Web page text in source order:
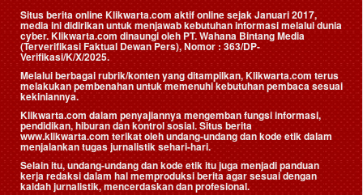
Situs berita online Klikwarta.com aktif online sejak Januari 2017,
media ini didirikan untuk menjawab kebutuhan informasi melalui dunia
cyber. Klikwarta.com dinaungi oleh PT. Wahana Bintang Media
(Terverifikasi Faktual Dewan Pers), Nomor : 363/DP-
Verifikasi/K/X/2025.
Melalui berbagai rubrik/konten yang ditampilkan, Klikwarta.com terus
melakukan pembenahan untuk memenuhi kebutuhan pembaca sesuai
kekiniannya.
Klikwarta.com dalam penyajiannya mengemban fungsi informasi,
pendidikan, hiburan dan kontrol sosial. Situs berita
www.klikwarta.com terikat oleh undang-undang dan kode etik dalam
menjalankan tugas jurnalistik sehari-hari.
Selain itu, undang-undang dan kode etik itu juga menjadi panduan
kerja redaksi dalam hal memproduksi berita agar sesuai dengan
kaidah jurnalistik, mencerdaskan dan profesional.